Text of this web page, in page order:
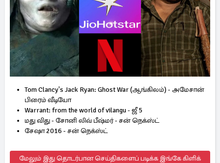
Tom Clancy's Jack Ryan: Ghost War (ஆங்கிலம்) - அமேசான்
பிரைம் வீடியோ
Warrant: from the world of vilangu - ஜீ 5
மது விது - சோனி லிவ் பீஷ்மர் - சன் நெக்ஸ்ட்
சேஷா 2016 - சன் நெக்ஸ்ட்
மேலும் இது தொடர்பான செய்திகளைப் படிக்க இங்கே கிளிக்